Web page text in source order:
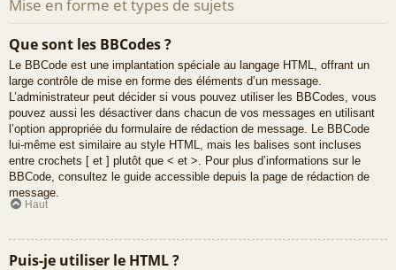
Mise en forme et types de sujets
Que sont les BBCodes ?
Le BBCode est une implantation spéciale au langage HTML, offrant un
large contrôle de mise en forme des éléments d’un message.
L’administrateur peut décider si vous pouvez utiliser les BBCodes, vous
pouvez aussi les désactiver dans chacun de vos messages en utilisant
l’option appropriée du formulaire de rédaction de message. Le BBCode
lui-même est similaire au style HTML, mais les balises sont incluses
entre crochets [ et ] plutôt que < et >. Pour plus d’informations sur le
BBCode, consultez le guide accessible depuis la page de rédaction de
message.
Haut
Puis-je utiliser le HTML ?